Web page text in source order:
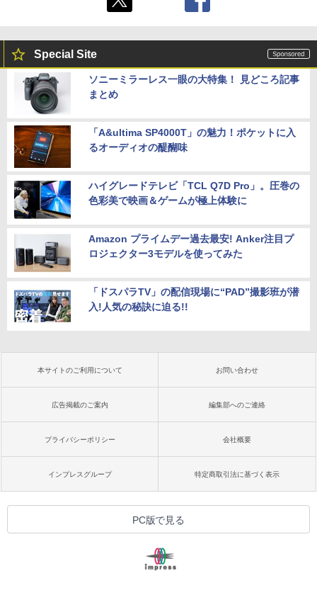
Special Site
ソニーミラーレス一眼の大特集！ 見どころ記事
まとめ
「A&ultima SP4000T」の魅力！ポケットに入
るオーディオの醍醐味
ハイグレードテレビ「TCL Q7D Pro」。圧巻の
色彩美で映画＆ゲームが極上体験に
Amazon プライムデー過去最安! Anker注目プ
ロジェクター3モデルを使ってみた
「ドスパラTV」の配信現場に“PAD”撮影班が潜
入!人気の秘訣に迫る!!
本サイトのご利用について お問い合わせ
広告掲載のご案内 編集部へのご連絡
プライバシーポリシー 会社概要
インプレスグループ 特定商取引法に基づく表示
PC版で見る